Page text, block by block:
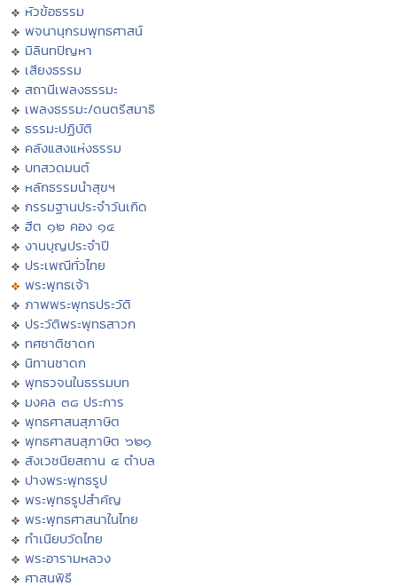
หัวข้อธรรม
พจนานุกรมพุทธศาสน์
มิลินทปัญหา
เสียงธรรม
สถานีเพลงธรรมะ
เพลงธรรมะ/ดนตรีสมาธิ
ธรรมะปฏิบัติ
คลังแสงแห่งธรรม
บทสวดมนต์
หลักธรรมนำสุขฯ
กรรมฐานประจำวันเกิด
ฮีต ๑๒ คอง ๑๔
งานบุญประจำปี
ประเพณีทั่วไทย
พระพุทธเจ้า
ภาพพระพุทธประวัติ
ประวัติพระพุทธสาวก
ทศชาติชาดก
นิทานชาดก
พุทธวจนในธรรมบท
มงคล ๓๘ ประการ
พุทธศาสนสุภาษิต
พุทธศาสนสุภาษิต ๖๒๑
สังเวชนียสถาน ๔ ตำบล
ปางพระพุทธรูป
พระพุทธรูปสำคัญ
พระพุทธศาสนาในไทย
ทำเนียบวัดไทย
พระอารามหลวง
ศาสนพิธี